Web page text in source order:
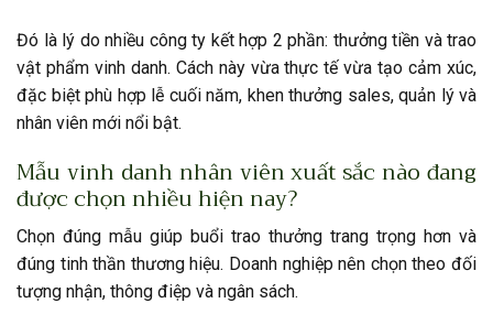
Đó là lý do nhiều công ty kết hợp 2 phần: thưởng tiền và trao
vật phẩm vinh danh. Cách này vừa thực tế vừa tạo cảm xúc,
đặc biệt phù hợp lễ cuối năm, khen thưởng sales, quản lý và
nhân viên mới nổi bật.
Mẫu vinh danh nhân viên xuất sắc nào đang
được chọn nhiều hiện nay?
Chọn đúng mẫu giúp buổi trao thưởng trang trọng hơn và
đúng tinh thần thương hiệu. Doanh nghiệp nên chọn theo đối
tượng nhận, thông điệp và ngân sách.